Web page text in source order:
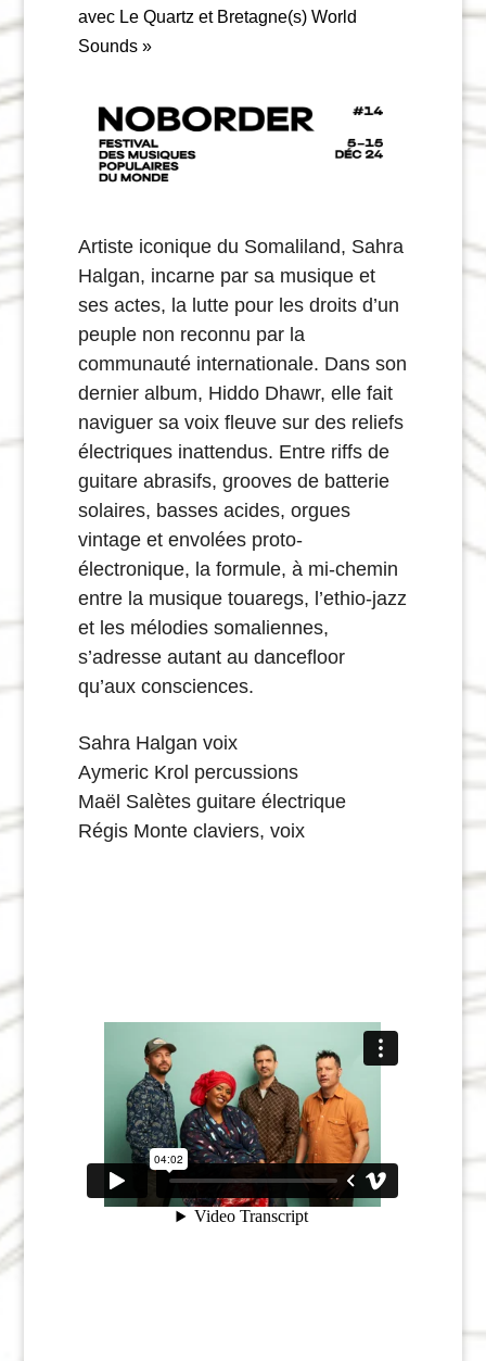
avec Le Quartz et Bretagne(s) World
Sounds »
Artiste iconique du Somaliland, Sahra
Halgan, incarne par sa musique et
ses actes, la lutte pour les droits d’un
peuple non reconnu par la
communauté internationale. Dans son
dernier album, Hiddo Dhawr, elle fait
naviguer sa voix fleuve sur des reliefs
électriques inattendus. Entre riffs de
guitare abrasifs, grooves de batterie
solaires, basses acides, orgues
vintage et envolées proto-
électronique, la formule, à mi-chemin
entre la musique touaregs, l’ethio-jazz
et les mélodies somaliennes,
s’adresse autant au dancefloor
qu’aux consciences.
Sahra Halgan voix
Aymeric Krol percussions
Maël Salètes guitare électrique
Régis Monte claviers, voix